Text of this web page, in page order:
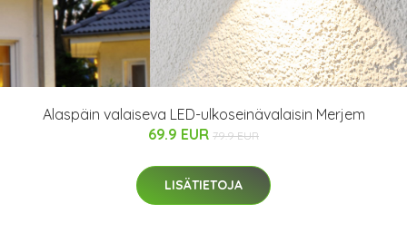
Alaspäin valaiseva LED-ulkoseinävalaisin Merjem
69.9 EUR 79.9 EUR
LISÄTIETOJA